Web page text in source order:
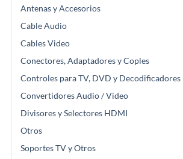
Antenas y Accesorios
Cable Audio
Cables Video
Conectores, Adaptadores y Coples
Controles para TV, DVD y Decodificadores
Convertidores Audio / Video
Divisores y Selectores HDMI
Otros
Soportes TV y Otros